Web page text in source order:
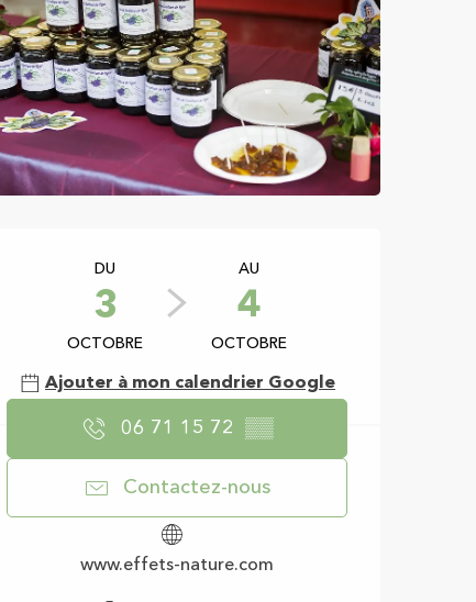
Ouverture et
DU
3
OCTOBRE
AU
4
OCTOBRE
Ajouter à mon calendrier Google
06 71 15 72 ▒▒
Contactez-nous
www.effets-nature.com